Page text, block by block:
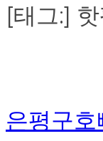
[태그:]
은평구